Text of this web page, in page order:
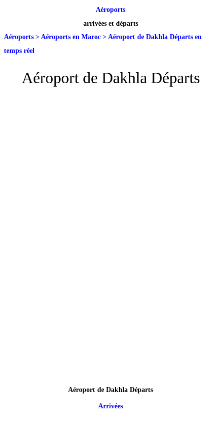
Aéroports
arrivées et départs
Aéroports > Aéroports en Maroc > Aéroport de Dakhla Départs en
temps réel
Aéroport de Dakhla Départs
Aéroport de Dakhla Départs
Arrivées